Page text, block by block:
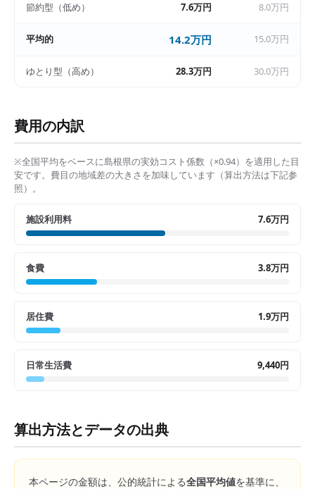
節約型（低め） 7.6万円 8.0万円
平均的 14.2万円 15.0万円
ゆとり型（高め） 28.3万円 30.0万円
費用の内訳
※全国平均をベースに島根県の実効コスト係数（×0.94）を適用した目
安です。費目の地域差の大きさを加味しています（算出方法は下記参
照）。
施設利用料 7.6万円
食費 3.8万円
居住費 1.9万円
日常生活費 9,440円
算出方法とデータの出典
本ページの金額は、公的統計による全国平均値を基準に、